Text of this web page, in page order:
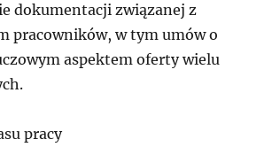
dokumentacji związanej z
pracowników, w tym umów o
aspektem oferty wielu
pracy